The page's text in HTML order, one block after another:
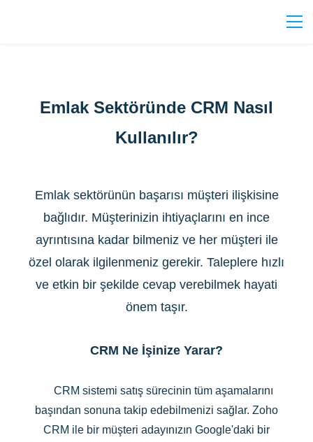
Emlak Sektöründe CRM Nasıl
Kullanılır?
Emlak sektörünün başarısı müşteri ilişkisine
bağlıdır. Müşterinizin ihtiyaçlarını en ince
ayrıntısına kadar bilmeniz ve her müşteri ile
özel olarak ilgilenmeniz gerekir. Taleplere hızlı
ve etkin bir şekilde cevap verebilmek hayati
önem taşır.
CRM Ne İşinize Yarar?
CRM sistemi satış sürecinin tüm aşamalarını
başından sonuna takip edebilmenizi sağlar. Zoho
CRM ile bir müşteri adayınızın Google'daki bir